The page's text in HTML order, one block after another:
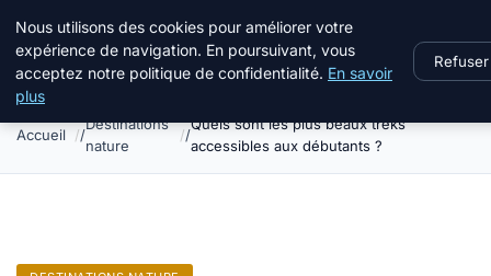
Terredeprovence
Accueil
Destinations
nature
Quels sont les plus beaux treks
accessibles aux débutants ?
Nous utilisons des cookies pour améliorer votre
expérience de navigation. En poursuivant, vous
acceptez notre politique de confidentialité. En savoir
plus
Refuser